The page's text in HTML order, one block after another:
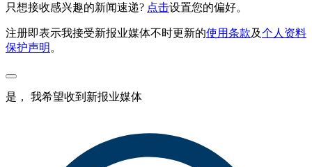
只想接收感兴趣的新闻速递? 点击设置您的偏好。
注册即表示我接受新报业媒体不时更新的使用条款及个人资料
保护声明 。
是， 我希望收到新报业媒体